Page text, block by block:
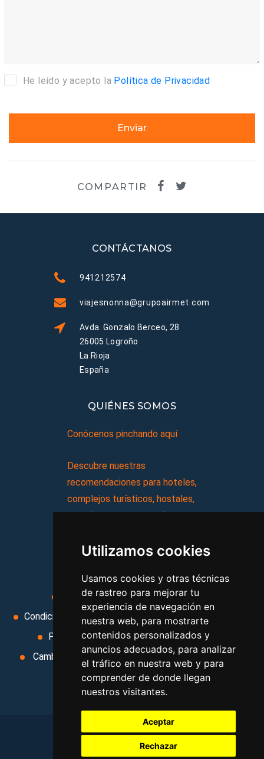
Utilizamos cookies
Usamos cookies y otras técnicas
de rastreo para mejorar tu
experiencia de navegación en
nuestra web, para mostrarte
contenidos personalizados y
anuncios adecuados, para analizar
el tráfico en nuestra web y para
comprender de donde llegan
nuestros visitantes.
Aceptar
Rechazar
He leído y acepto la Política de Privacidad
Enviar
COMPARTIR
CONTÁCTANOS
941212574
viajesnonna@grupoairmet.com
Avda. Gonzalo Berceo, 28
26005 Logroño
La Rioja
España
QUIÉNES SOMOS
Conócenos pinchando aquí
Descubre nuestras
recomendaciones para hoteles,
complejos turísticos, hostales,
vacaciones, paquetes de
Aviso legal
Condiciones de uso
Condiciones Generales
Ley de Viajes Combinados
Política de privacidad
Uso de cookies
Cambiar preferencias de cookies
Area privada
Contacto